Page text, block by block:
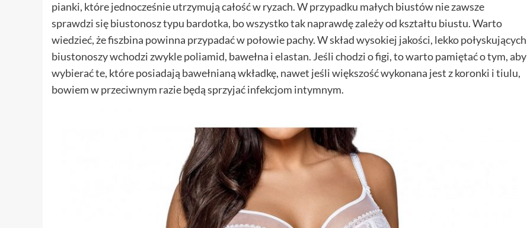
pianki, które jednocześnie utrzymują całość w ryzach. W przypadku małych biustów nie zawsze
sprawdzi się biustonosz typu bardotka, bo wszystko tak naprawdę zależy od kształtu biustu. Warto
wiedzieć, że fiszbina powinna przypadać w połowie pachy. W skład wysokiej jakości, lekko połyskujących
biustonoszy wchodzi zwykle poliamid, bawełna i elastan. Jeśli chodzi o figi, to warto pamiętać o tym, aby
wybierać te, które posiadają bawełnianą wkładkę, nawet jeśli większość wykonana jest z koronki i tiulu,
bowiem w przeciwnym razie będą sprzyjać infekcjom intymnym.